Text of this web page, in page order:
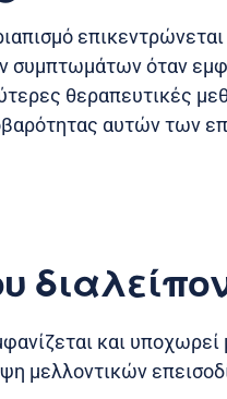
συμπτωμάτων όταν
θεραπευτικές
αυτών των
και
μελλοντικών